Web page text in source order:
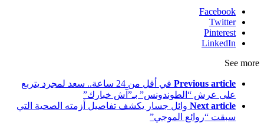
Facebook
Twitter
Pinterest
LinkedIn
See more
Previous article
في أقل من 24 ساعة.. سعد لمجرد يتربع
على عرش “الطوندونس” بـ”آش خبارك”
Next article وائل جسار يكشف تفاصيل أزمته الصحية التي
سبقت “روائع الموجي”